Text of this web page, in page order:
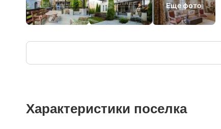
Еще фото
Характеристики поселка